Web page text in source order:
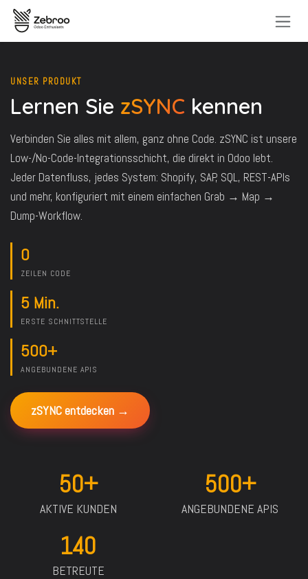
Zum Inhalt springen
UNSER PRODUKT
Lernen Sie zSYNC kennen
Verbinden Sie alles mit allem, ganz ohne Code. zSYNC ist unsere
Low-/No-Code-Integrationsschicht, die direkt in Odoo lebt.
Jeder Datenfluss, jedes System: Shopify, SAP, SQL, REST-APIs
und mehr, konfiguriert mit einem einfachen Grab → Map →
Dump-Workflow.
0
ZEILEN CODE
5 Min.
ERSTE SCHNITTSTELLE
500+
ANGEBUNDENE APIS
zSYNC entdecken →
50+
AKTIVE KUNDEN
500+
ANGEBUNDENE APIS
140
BETREUTE